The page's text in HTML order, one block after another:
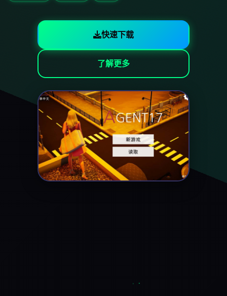
快速下载
了解更多